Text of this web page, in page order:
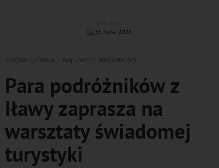
STRONA GŁÓWNA NAJNOWSZE WIADOMOŚCI
Para podróżników z
Iławy zaprasza na
warsztaty świadomej
turystyki